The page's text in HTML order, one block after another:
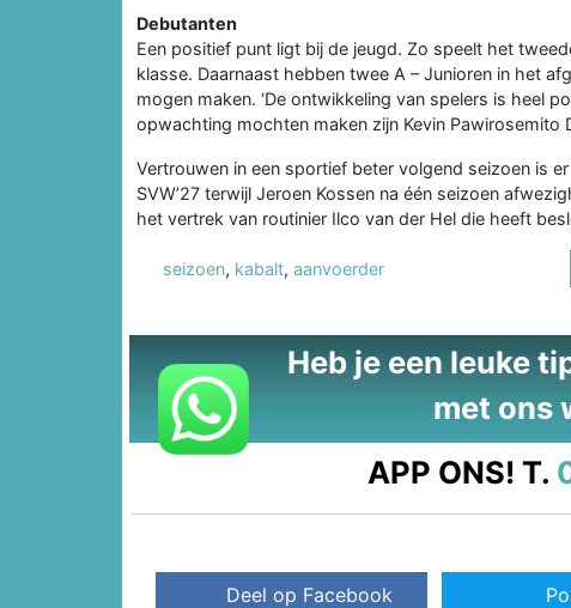
Debutanten
Een positief punt ligt bij de jeugd. Zo speelt het
klasse. Daarnaast hebben twee A – Junioren in het
mogen maken. ‘De ontwikkeling van spelers is heel
opwachting mochten maken zijn Kevin Pawirosemito
Vertrouwen in een sportief beter volgend seizoen is
SVW’27 terwijl Jeroen Kossen na één seizoen
het vertrek van routinier Ilco van der Hel die heeft
seizoen, kabalt, aanvoerder
Heb je een leuke
met ons
APP ONS! T.
Deel op Facebook